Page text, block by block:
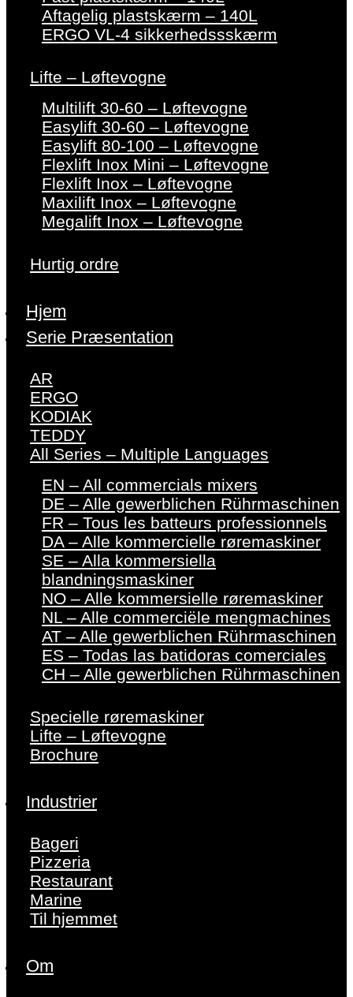
Aftagelig plastskærm – 140L
ERGO VL-4 sikkerhedssskærm
Lifte – Løftevogne
Multilift 30-60 – Løftevogne
Easylift 30-60 – Løftevogne
Easylift 80-100 – Løftevogne
Flexlift Inox Mini – Løftevogne
Flexlift Inox – Løftevogne
Maxilift Inox – Løftevogne
Megalift Inox – Løftevogne
Hurtig ordre
Hjem
Serie Præsentation
AR
ERGO
KODIAK
TEDDY
All Series – Multiple Languages
EN – All commercials mixers
DE – Alle gewerblichen Rührmaschinen
FR – Tous les batteurs professionnels
DA – Alle kommercielle røremaskiner
SE – Alla kommersiella
blandningsmaskiner
NO – Alle kommersielle røremaskiner
NL – Alle commerciële mengmachines
AT – Alle gewerblichen Rührmaschinen
ES – Todas las batidoras comerciales
CH – Alle gewerblichen Rührmaschinen
Specielle røremaskiner
Lifte – Løftevogne
Brochure
Industrier
Bageri
Pizzeria
Restaurant
Marine
Til hjemmet
Om